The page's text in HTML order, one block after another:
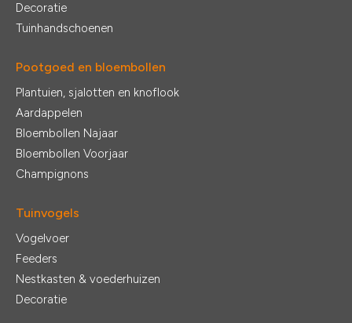
Decoratie
Tuinhandschoenen
Pootgoed en bloembollen
Plantuien, sjalotten en knoflook
Aardappelen
Bloembollen Najaar
Bloembollen Voorjaar
Champignons
Tuinvogels
Vogelvoer
Feeders
Nestkasten & voederhuizen
Decoratie